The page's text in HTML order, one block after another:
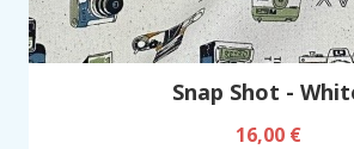
Snap Shot -
16,00 €